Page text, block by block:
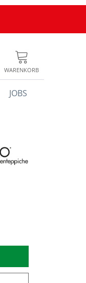
WARENKORB
JOBS